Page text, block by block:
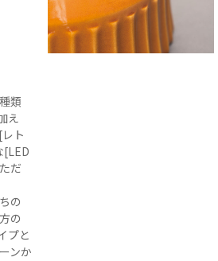
類
え
ト
[LED
だ
の
の
プと
ンか